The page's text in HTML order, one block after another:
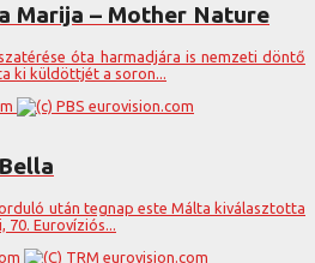
Marija – Mother Nature
óta harmadjára is nemzeti döntő
ki küldöttjét a soron...
után tegnap este Málta kiválasztotta
70. Eurovíziós...